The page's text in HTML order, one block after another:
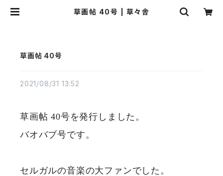
草画帖 40号 | 草々舎
草画帖 40号
2021/08/31 13:52
草画帖 40号を発行しました。
バオバブ号です。
セルガルの音楽の大ファンでした。